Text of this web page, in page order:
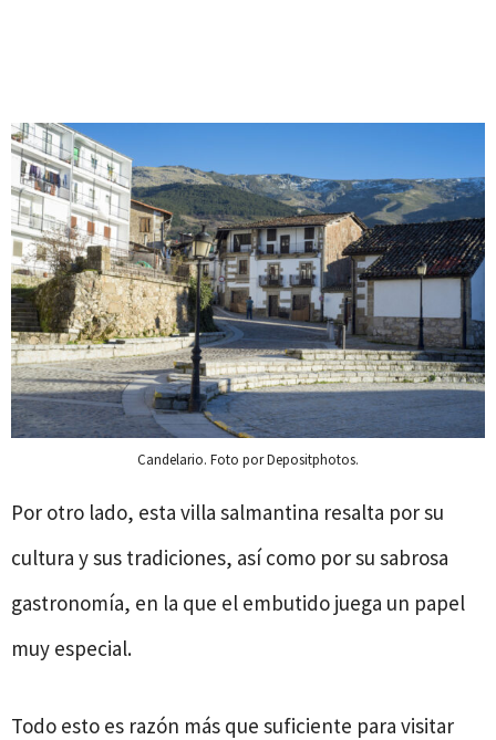
Candelario. Foto por Depositphotos.
Por otro lado, esta villa salmantina resalta por su
cultura y sus tradiciones, así como por su sabrosa
gastronomía, en la que el embutido juega un papel
muy especial.
Todo esto es razón más que suficiente para visitar